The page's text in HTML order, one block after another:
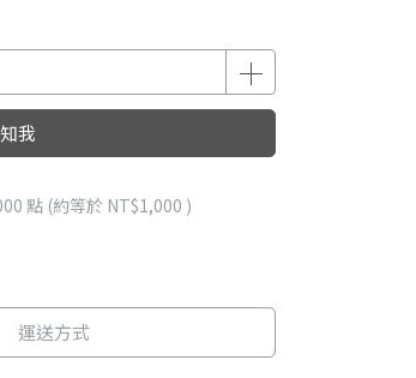
我
點 (約等於 NT$1,000 )
運送方式